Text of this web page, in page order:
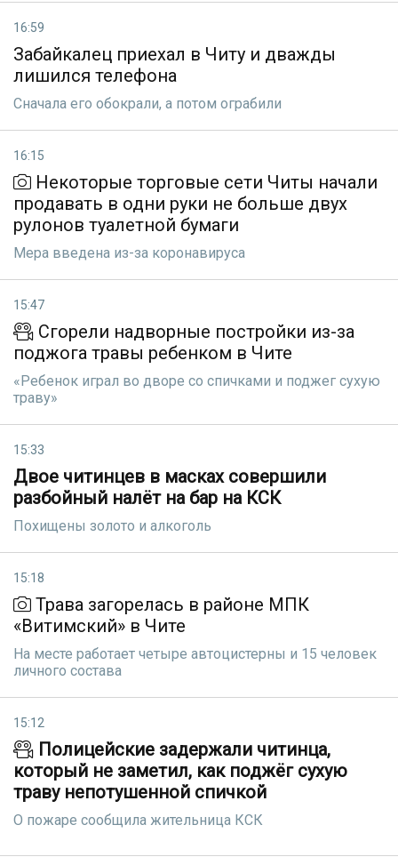
16:59
Забайкалец приехал в Читу и дважды
лишился телефона
Сначала его обокрали, а потом ограбили
16:15
Некоторые торговые сети Читы начали
продавать в одни руки не больше двух
рулонов туалетной бумаги
Мера введена из-за коронавируса
15:47
Сгорели надворные постройки из-за
поджога травы ребенком в Чите
«Ребенок играл во дворе со спичками и поджег сухую
траву»
15:33
Двое читинцев в масках совершили
разбойный налёт на бар на КСК
Похищены золото и алкоголь
15:18
Трава загорелась в районе МПК
«Витимский» в Чите
На месте работает четыре автоцистерны и 15 человек
личного состава
15:12
Полицейские задержали читинца,
который не заметил, как поджёг сухую
траву непотушенной спичкой
О пожаре сообщила жительница КСК